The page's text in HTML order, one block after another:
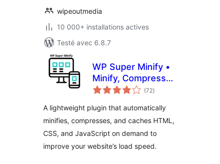
wipeoutmedia
10 000+ installations actives
Testé avec 6.8.7
WP Super Minify •
Minify, Compress
and Cache HTML,
(72notes
en
)
A lightweight plugin that automatically
minifies, compresses, and caches HTML,
CSS, and JavaScript on demand to
improve your website’s load speed.